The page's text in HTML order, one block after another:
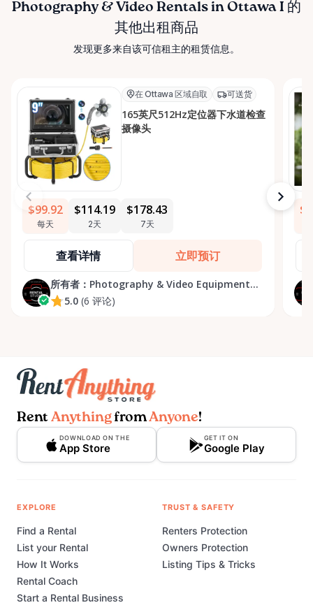
Photography & Video Rentals in Ottawa I 的
其他出租商品
发现更多来自该可信租主的租赁信息。
在 Ottawa 区域自取 可送货
165英尺512Hz定位器下水道检查
摄像头
$99.92
每天
$114.19
2天
$178.43
7天
查看详情 立即预订
所有者： Photography & Video Equipment
Rentals Ottawa
5.0 (6 评论)
Rent AnythingfromAnyone!
DOWNLOAD ON THE
App Store
GET IT ON
Google Play
EXPLORE
Find a Rental
List your Rental
How It Works
Rental Coach
Start a Rental Business
TRUST & SAFETY
Renters Protection
Owners Protection
Listing Tips & Tricks